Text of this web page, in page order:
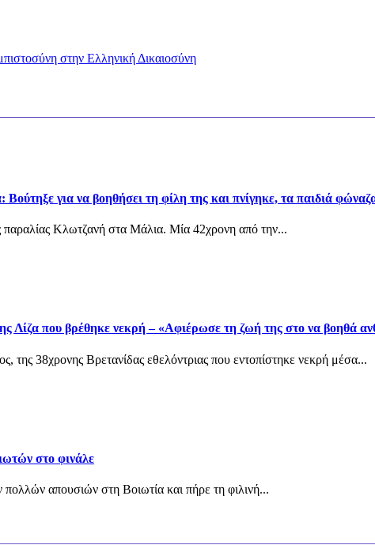
στην Ελληνική Δικαιοσύνη
για να βοηθήσει τη φίλη της και πνίγηκε, τα παιδιά
παραλίας Κλωτζανή στα Μάλια. Μία 42χρονη από την...
Λίζα που βρέθηκε νεκρή – «Αφιέρωσε τη ζωή της στο να βοηθά
της 38χρονης Βρετανίδας εθελόντριας που εντοπίστηκε νεκρή μέσα...
στο φινάλε
απουσιών στη Βοιωτία και πήρε τη φιλινή...